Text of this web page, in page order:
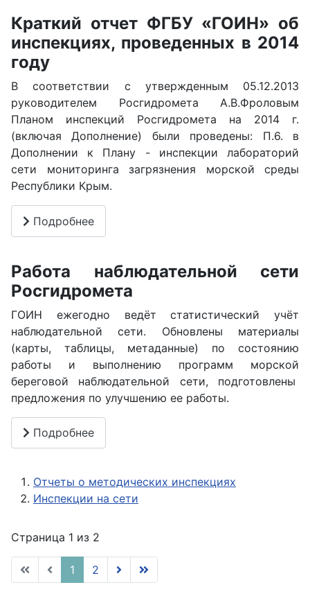
Краткий отчет ФГБУ «ГОИН» об
инспекциях, проведенных в 2014
году
В соответствии с утвержденным 05.12.2013
руководителем Росгидромета А.В.Фроловым
Планом инспекций Росгидромета на 2014 г.
(включая Дополнение) были проведены: П.6. в
Дополнении к Плану - инспекции лабораторий
сети мониторинга загрязнения морской среды
Республики Крым.
Подробнее
Работа наблюдательной сети
Росгидромета
ГОИН ежегодно ведёт статистический учёт
наблюдательной сети. Обновлены материалы
(карты, таблицы, метаданные) по состоянию
работы и выполнению программ морской
береговой наблюдательной сети, подготовлены
предложения по улучшению ее работы.
Подробнее
Отчеты о методических инспекциях
Инспекции на сети
Страница 1 из 2
1 2